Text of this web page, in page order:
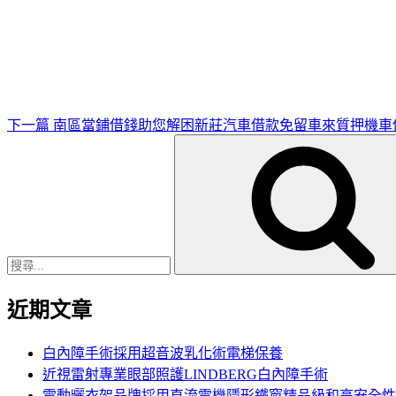
下一篇 南區當鋪借錢助您解困新莊汽車借款免留車來質押機車
近期文章
白內障手術採用超音波乳化術電梯保養
近視雷射專業眼部照護LINDBERG白內障手術